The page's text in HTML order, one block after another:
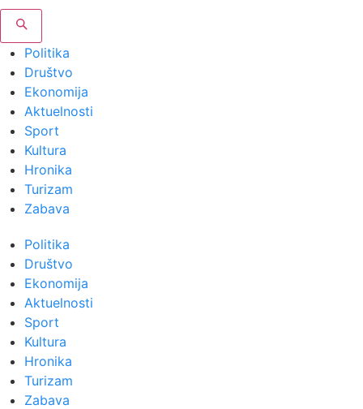
Politika
Društvo
Ekonomija
Aktuelnosti
Sport
Kultura
Hronika
Turizam
Zabava
Politika
Društvo
Ekonomija
Aktuelnosti
Sport
Kultura
Hronika
Turizam
Zabava